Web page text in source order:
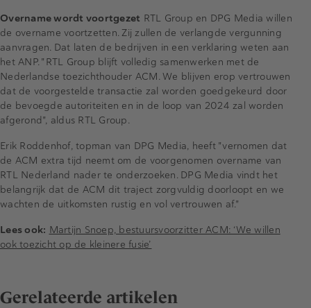
Overname wordt voortgezet RTL Group en DPG Media willen
de overname voortzetten. Zij zullen de verlangde vergunning
aanvragen. Dat laten de bedrijven in een verklaring weten aan
het ANP. "RTL Group blijft volledig samenwerken met de
Nederlandse toezichthouder ACM. We blijven erop vertrouwen
dat de voorgestelde transactie zal worden goedgekeurd door
de bevoegde autoriteiten en in de loop van 2024 zal worden
afgerond", aldus RTL Group.
Erik Roddenhof, topman van DPG Media, heeft "vernomen dat
de ACM extra tijd neemt om de voorgenomen overname van
RTL Nederland nader te onderzoeken. DPG Media vindt het
belangrijk dat de ACM dit traject zorgvuldig doorloopt en we
wachten de uitkomsten rustig en vol vertrouwen af."
Lees ook: Martijn Snoep, bestuursvoorzitter ACM: ‘We willen
ook toezicht op de kleinere fusie’
Gerelateerde artikelen